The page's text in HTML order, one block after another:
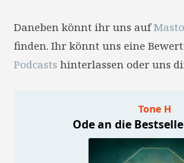
Daneben könnt ihr uns auf
finden. Ihr könnt uns eine
Podcasts hinterlassen oder uns